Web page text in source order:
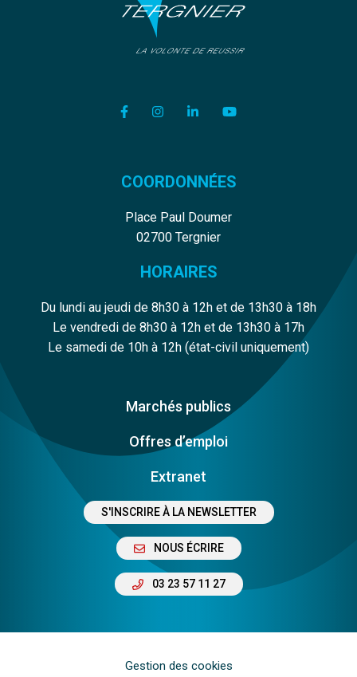
Lien vers le compte Facebook
Lien vers le compte Instagram
Lien vers le compte
Lien vers la chaîne
COORDONNÉES
Place Paul Doumer
02700 Tergnier
HORAIRES
Du lundi au jeudi de 8h30 à 12h et de 13h30 à 18h
Le vendredi de 8h30 à 12h et de 13h30 à 17h
Le samedi de 10h à 12h (état-civil uniquement)
Marchés publics
Offres d’emploi
Extranet
S'INSCRIRE À LA NEWSLETTER
NOUS ÉCRIRE
03 23 57 11 27
Gestion des cookies